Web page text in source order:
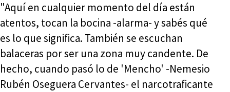
"Aquí en cualquier momento del día están
atentos, tocan la bocina -alarma- y sabés qué
es lo que significa. También se escuchan
balaceras por ser una zona muy candente. De
hecho, cuando pasó lo de 'Mencho' -Nemesio
Rubén Oseguera Cervantes- el narcotraficante